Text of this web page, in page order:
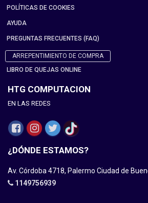
POLÍTICAS DE COOKIES
AYUDA
PREGUNTAS FRECUENTES (FAQ)
ARREPENTIMIENTO DE COMPRA
LIBRO DE QUEJAS ONLINE
HTG COMPUTACION
EN LAS REDES
¿DÓNDE ESTAMOS?
Av. Córdoba 4718, Palermo Ciudad de
1149756939